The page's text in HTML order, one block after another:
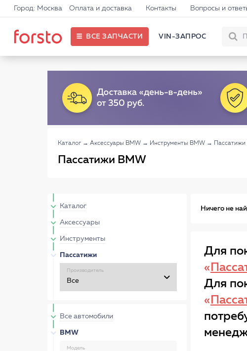
Город: Москва Оплата и доставка Контакты Вопросы и
ВСЕ ЗАПЧАСТИ VIN-ЗАПРОС
Каталог → Аксессуары BMW → Инструменты BMW →
Пассатижи BMW
Каталог
Аксессуары
Инструменты
Пассатижи
Производитель
Все автомобили
BMW
Модель
Ничего не
Для
«
Для
«